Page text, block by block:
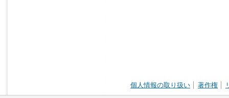
個人情報の取り扱い 著作権